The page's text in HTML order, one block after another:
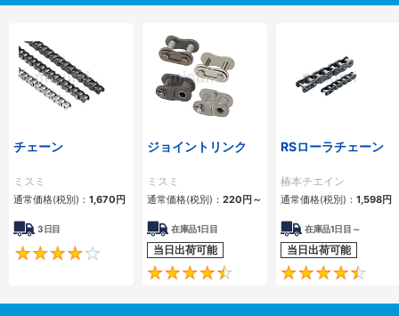
チェーン
ミスミ
通常価格(税別)： 1,670円
3日目
4.2
ジョイントリンク
ミスミ
通常価格(税別)： 220円～
在庫品1日目
当日出荷可能
4.5
RSローラチェーン
椿本チエイン
通常価格(税別)： 1,598円
在庫品1日目～
当日出荷可能